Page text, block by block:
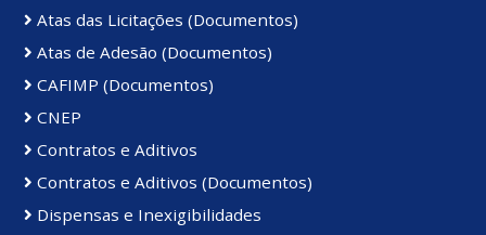
Atas das Licitações (Documentos)
Atas de Adesão (Documentos)
CAFIMP (Documentos)
CNEP
Contratos e Aditivos
Contratos e Aditivos (Documentos)
Dispensas e Inexigibilidades